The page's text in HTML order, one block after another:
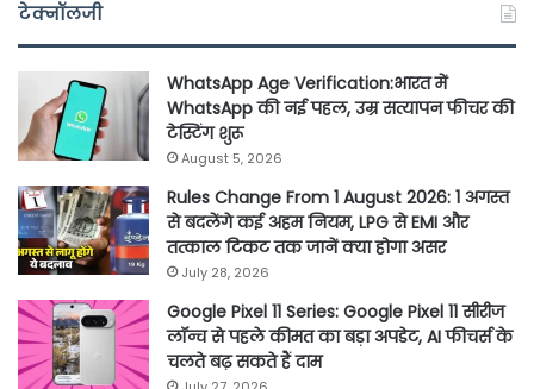
टेक्नॉलजी
WhatsApp Age Verification:भारत में
WhatsApp की नई पहल, उम्र सत्यापन फीचर की
टेस्टिंग शुरू
August 5, 2026
Rules Change From 1 August 2026: 1 अगस्त
से बदलेंगे कई अहम नियम, LPG से EMI और
तत्काल टिकट तक जानें क्या होगा असर
July 28, 2026
Google Pixel 11 Series: Google Pixel 11 सीरीज
लॉन्च से पहले कीमत का बड़ा अपडेट, AI फीचर्स के
चलते बढ़ सकते हैं दाम